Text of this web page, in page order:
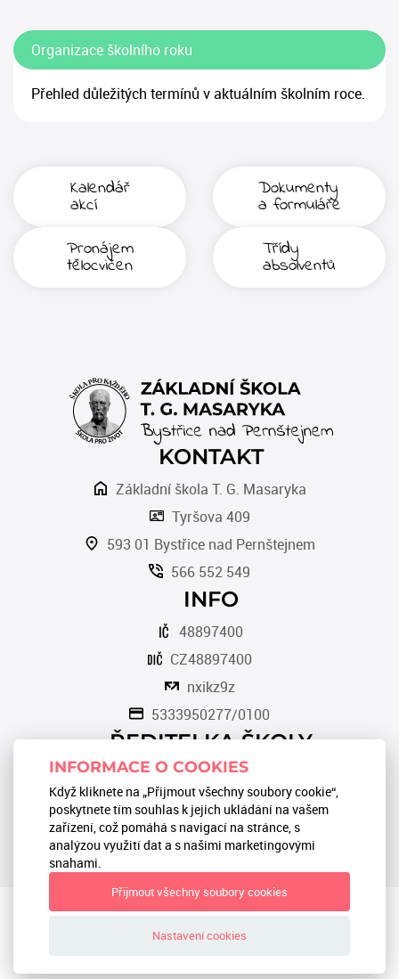
Organizace školního roku
Přehled důležitých termínů v aktuálním školním roce.
Kalendář
akcí
Dokumenty
a formuláře
Pronájem
tělocvičen
Třídy
absolventů
KONTAKT
Základní škola T. G. Masaryka
Tyršova 409
593 01 Bystřice nad Pernštejnem
566 552 549
INFO
48897400
CZ48897400
nxikz9z
5333950277/0100
ŘEDITELKA ŠKOLY
Romana Tomková
566 553 124
reditel@zstgmbystrice.cz
ZŠ TGM Bystřice 2024 © All Rights Reserved, Created by
INFORMACE O COOKIES
Když kliknete na „Přijmout všechny soubory cookie“,
poskytnete tím souhlas k jejich ukládání na vašem
zařízení, což pomáhá s navigací na stránce, s
analýzou využití dat a s našimi marketingovými
snahami.
Přijmout všechny soubory cookies
Nastavení cookies